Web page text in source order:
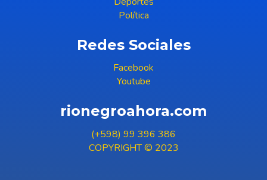
Política
Redes Sociales
Facebook
Youtube
rionegroahora.com
(+598) 99 396 386
COPYRIGHT © 2023